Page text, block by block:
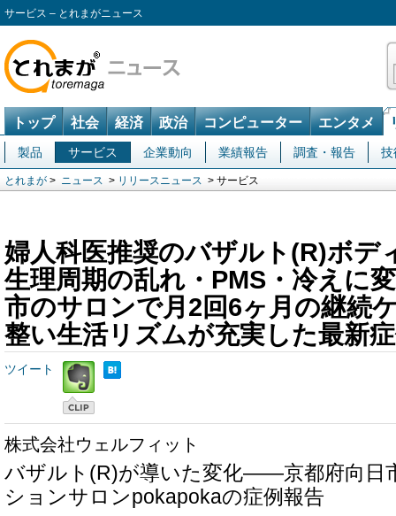
サービス – とれまがニュース
トップ 社会 経済 政治 コンピューター エンタメ
製品 サービス 企業動向 業績報告 調査・報告 技
とれまが > ニュース > リリースニュース > サービス
婦人科医推奨のバザルト(R)ボデ
生理周期の乱れ・PMS・冷えに
市のサロンで月2回6ヶ月の継続
整い生活リズムが充実した最新
ツイート
株式会社ウェルフィット
バザルト(R)が導いた変化――京都府向日
ションサロンpokapokaの症例報告